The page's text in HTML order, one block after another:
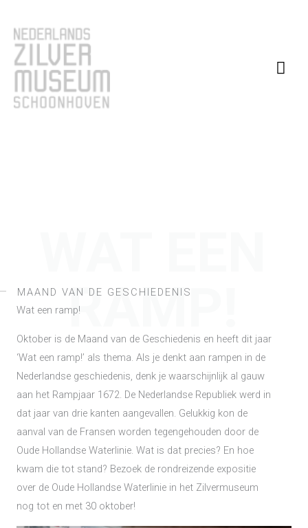
naar
inhoud
RAMP!
MAAND VAN DE GESCHIEDENIS
Wat een ramp!
Oktober is de Maand van de Geschiedenis en heeft dit jaar
‘Wat een ramp!’ als thema. Als je denkt aan rampen in de
Nederlandse geschiedenis, denk je waarschijnlijk al gauw
aan het Rampjaar 1672. De Nederlandse Republiek werd in
dat jaar van drie kanten aangevallen. Gelukkig kon de
aanval van de Fransen worden tegengehouden door de
Oude Hollandse Waterlinie. Wat is dat precies? En hoe
kwam die tot stand? Bezoek de rondreizende expositie
over de Oude Hollandse Waterlinie in het Zilvermuseum
nog tot en met 30 oktober!